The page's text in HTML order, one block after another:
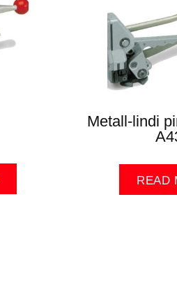
Metall-lindi
READ